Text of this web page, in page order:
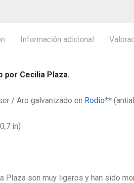
Información adicional
por Cecilia Plaza.
/ Aro galvanizado en Rodio**
in)
Plaza son muy ligeros y han sido